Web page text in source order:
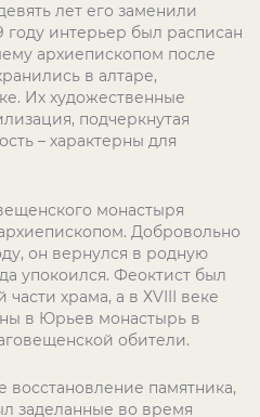
лет его заменили
интерьер был расписан
архиепископом после
в алтаре,
Их художественные
подчеркнутая
– характерны для
монастыря
Добровольно
он вернулся в родную
упокоился. Феоктист был
храма, а в ХVІІІ веке
в Юрьев монастырь в
обители.
восстановление памятника,
заделанные во время